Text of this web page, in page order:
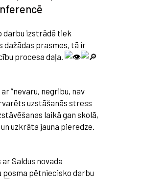
darbu izstrādē tiek
dažādas prasmes, tā ir
procesa daļa.
“nevaru, negribu, nav
uzstāšanās stress
laikā gan skolā,
uzkrāta jauna pieredze.
Saldus novada
posma pētniecisko darbu